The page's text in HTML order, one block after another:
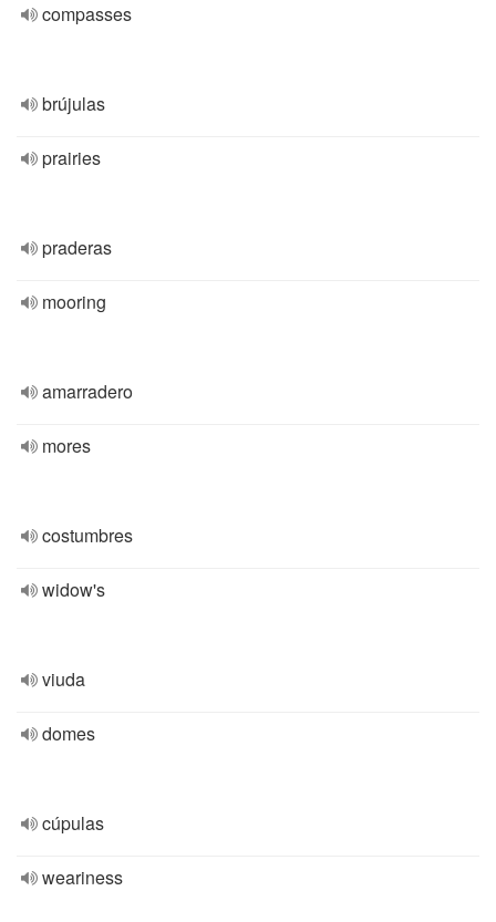
compasses
brújulas
prairies
praderas
mooring
amarradero
mores
costumbres
widow's
viuda
domes
cúpulas
weariness